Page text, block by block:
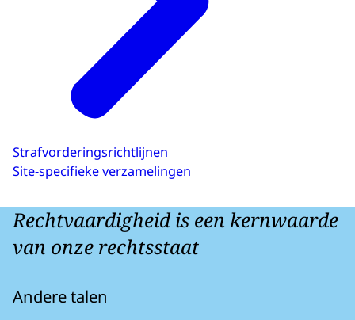
Strafvorderingsrichtlijnen
Site-specifieke verzamelingen
Rechtvaardigheid is een kernwaarde
van onze rechtsstaat
Andere talen